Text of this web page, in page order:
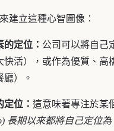
建立這種心智圖像：
定位： 公司可以將自己
快活），或作為優質、高
廳）。
位： 這意味著專注於某
長期以來都將自己定位